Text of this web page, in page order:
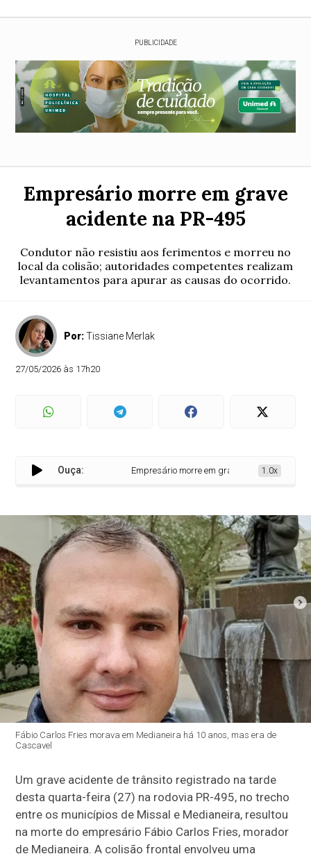
PUBLICIDADE
Empresário morre em grave
acidente na PR-495
Condutor não resistiu aos ferimentos e morreu no
local da colisão; autoridades competentes realizam
levantamentos para apurar as causas do ocorrido.
Por:Tissiane Merlak
27/05/2026 às 17h20
Ouça: Empresário morre em grave acidente na PR-495
1.0x
Fábio Carlos Fries morava em Medianeira há 10 anos, mas era de
Cascavel
Um grave acidente de trânsito registrado na tarde
desta quarta-feira (27) na rodovia PR-495, no trecho
entre os municípios de Missal e Medianeira, resultou
na morte do empresário Fábio Carlos Fries, morador
de Medianeira. A colisão frontal envolveu uma